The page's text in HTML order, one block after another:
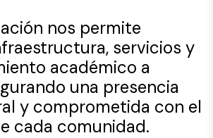
nos permite
servicios y
académico a
una presencia
y comprometida con el
cada comunidad.